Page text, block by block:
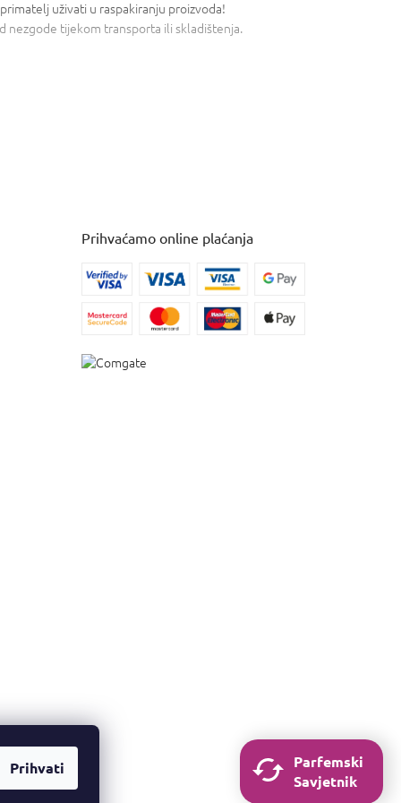
Prihvati
uživati ​​u raspakiranju proizvoda!
nezgode tijekom transporta ili skladištenja.
Prihvaćamo online plaćanja
Parfemski
Savjetnik